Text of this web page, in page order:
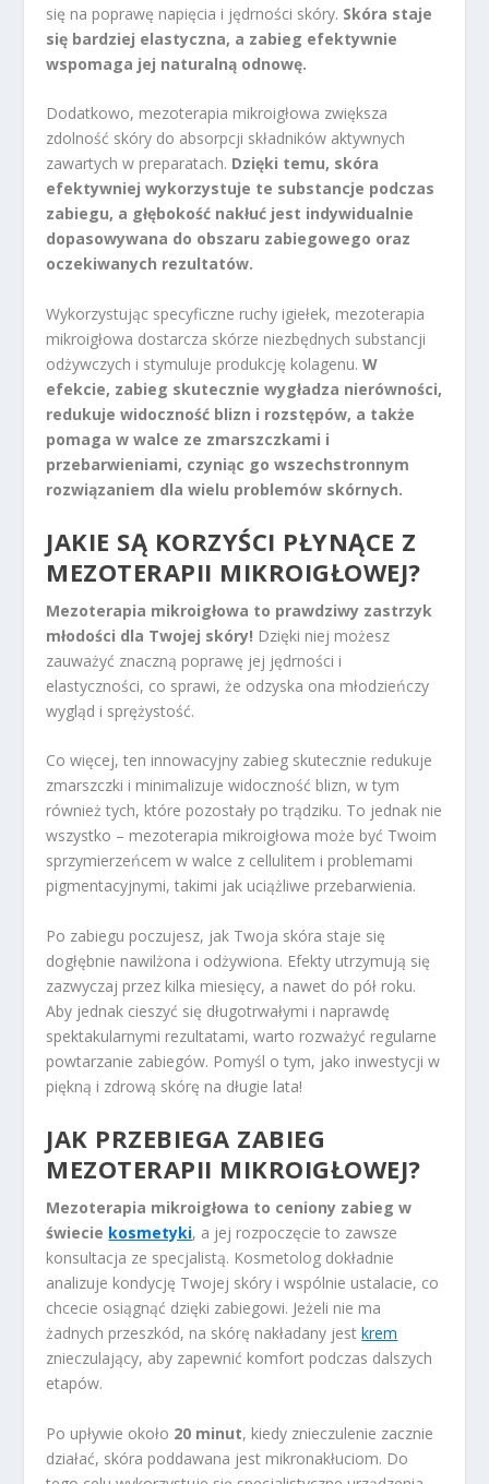
się na poprawę napięcia i jędrności skóry. Skóra staje
się bardziej elastyczna, a zabieg efektywnie
wspomaga jej naturalną odnowę.
Dodatkowo, mezoterapia mikroigłowa zwiększa
zdolność skóry do absorpcji składników aktywnych
zawartych w preparatach. Dzięki temu, skóra
efektywniej wykorzystuje te substancje podczas
zabiegu, a głębokość nakłuć jest indywidualnie
dopasowywana do obszaru zabiegowego oraz
oczekiwanych rezultatów.
Wykorzystując specyficzne ruchy igiełek, mezoterapia
mikroigłowa dostarcza skórze niezbędnych substancji
odżywczych i stymuluje produkcję kolagenu.W
efekcie, zabieg skutecznie wygładza nierówności,
redukuje widoczność blizn i rozstępów, a także
pomaga w walce ze zmarszczkami i
przebarwieniami, czyniąc go wszechstronnym
rozwiązaniem dla wielu problemów skórnych.
JAKIE SĄ KORZYŚCI PŁYNĄCE Z
MEZOTERAPII MIKROIGŁOWEJ?
Mezoterapia mikroigłowa to prawdziwy zastrzyk
młodości dla Twojej skóry! Dzięki niej możesz
zauważyć znaczną poprawę jej jędrności i
elastyczności, co sprawi, że odzyska ona młodzieńczy
wygląd i sprężystość.
Co więcej, ten innowacyjny zabieg skutecznie redukuje
zmarszczki i minimalizuje widoczność blizn, w tym
również tych, które pozostały po trądziku. To jednak nie
wszystko – mezoterapia mikroigłowa może być Twoim
sprzymierzeńcem w walce z cellulitem i problemami
pigmentacyjnymi, takimi jak uciążliwe przebarwienia.
Po zabiegu poczujesz, jak Twoja skóra staje się
dogłębnie nawilżona i odżywiona. Efekty utrzymują się
zazwyczaj przez kilka miesięcy, a nawet do pół roku.
Aby jednak cieszyć się długotrwałymi i naprawdę
spektakularnymi rezultatami, warto rozważyć regularne
powtarzanie zabiegów. Pomyśl o tym, jako inwestycji w
piękną i zdrową skórę na długie lata!
JAK PRZEBIEGA ZABIEG
MEZOTERAPII MIKROIGŁOWEJ?
Mezoterapia mikroigłowa to ceniony zabieg w
świecie kosmetyki, a jej rozpoczęcie to zawsze
konsultacja ze specjalistą. Kosmetolog dokładnie
analizuje kondycję Twojej skóry i wspólnie ustalacie, co
chcecie osiągnąć dzięki zabiegowi. Jeżeli nie ma
żadnych przeszkód, na skórę nakładany jestkrem
znieczulający, aby zapewnić komfort podczas dalszych
etapów.
Po upływie około 20 minut, kiedy znieczulenie zacznie
działać, skóra poddawana jest mikronakłuciom. Do